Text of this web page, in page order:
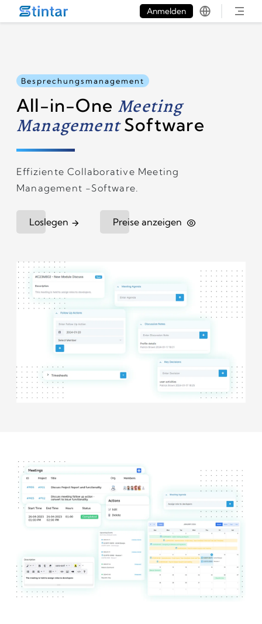
put google tag in file
Anmelden
Besprechungsmanagement
All-in-One Meeting
ManagementSoftware
Effiziente Collaborative Meeting
Management -Software.
Loslegen Preise anzeigen